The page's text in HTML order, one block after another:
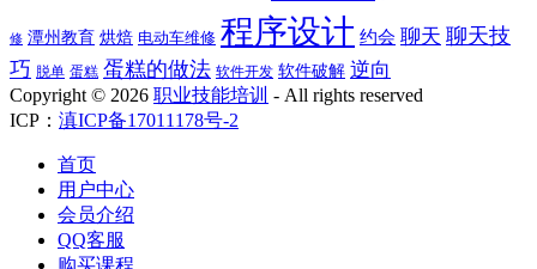
修 潭州教育 烘焙 电动车维修 程序设计 约会 聊天 聊天技
巧 脱单 蛋糕 蛋糕的做法 软件开发 软件破解 逆向
Copyright © 2026 职业技能培训 - All rights reserved
ICP： 滇ICP备17011178号-2
首页
用户中心
会员介绍
QQ客服
购买课程